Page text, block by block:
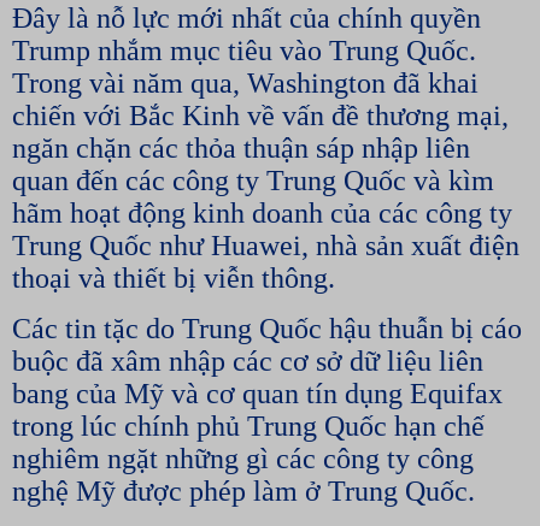
Đây là nỗ lực mới nhất của chính quyền
Trump nhắm mục tiêu vào Trung Quốc.
Trong vài năm qua, Washington đã khai
chiến với Bắc Kinh về vấn đề thương mại,
ngăn chặn các thỏa thuận sáp nhập liên
quan đến các công ty Trung Quốc và kìm
hãm hoạt động kinh doanh của các công ty
Trung Quốc như Huawei, nhà sản xuất điện
thoại và thiết bị viễn thông.
Các tin tặc do Trung Quốc hậu thuẫn bị cáo
buộc đã xâm nhập các cơ sở dữ liệu liên
bang của Mỹ và cơ quan tín dụng Equifax
trong lúc chính phủ Trung Quốc hạn chế
nghiêm ngặt những gì các công ty công
nghệ Mỹ được phép làm ở Trung Quốc.